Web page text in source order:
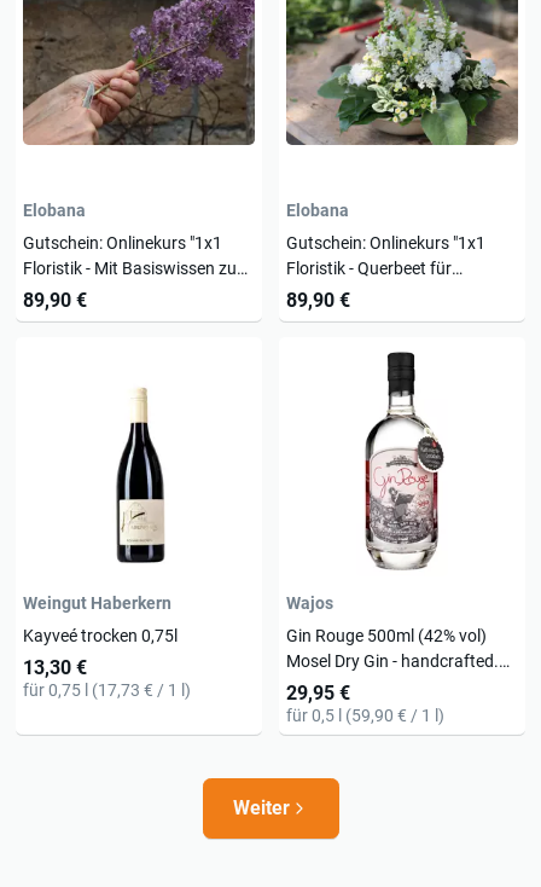
Elobana
Gutschein: Onlinekurs "1x1
Floristik - Mit Basiswissen zum
Profi"
89,90 €
Elobana
Gutschein: Onlinekurs "1x1
Floristik - Querbeet für
Blumenfans"
89,90 €
Weingut Haberkern
Kayveé trocken 0,75l
13,30 €
für 0,75 l (17,73 € / 1 l)
Wajos
Gin Rouge 500ml (42% vol)
Mosel Dry Gin - handcrafted.
Ein kristallklares Destillat mit
dem zarten Rouge des Roten
W...
29,95 €
für 0,5 l (59,90 € / 1 l)
Weiter